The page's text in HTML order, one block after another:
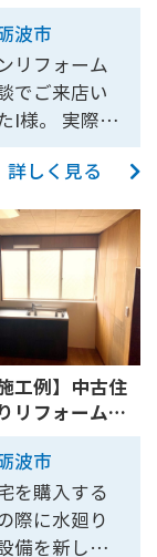
ありまし
リビング
は生活の根
るため、お
ってベスト
ングで工事
の段取りは
お任せしま
廻りの配管
気工事の部
社にてお手
ていただき
ご依頼いた
りがとうご
設置しまし
性・清掃性
デザイン性
品です。 対
が不足する
ンスペース
動線を確保
時に、リビ
一体感を生
した。 ま
チンの壁全
ネット対応
ロス』下地
マグネット
フックなど
けて自由に
トできるよ
なるメーカ
チンユニッ
合わせると
度の高い作
ました。換
理器具の位
り仕様にな
ハンドムー
シンクの上
うに調整し
タカラスタ
の「レミュ
台とクリナ
ハンドムー
台を組み合
とで、機能
イン性を両
オリジナル
ンを作り上
。 キッチン
たことによ
イン型にな
。ガスコン
込まれるこ
隙間が少な
掃除がしや
ロペラファ
ロッコファ
ジフードに
した。 シロ
ンになった
り、換気の
小さくな
入れもしや
ました。 ラ
砺波店、射
示しており
、実際にご
けます。 ま
スッキリ広々
キッチン
波市
リフォーム
でご来店い
I様。 実際に
イニングキ
確認にご訪
いただいた
の７点につ
望を承りま
角（特に内
分）がデッ
スになりや
のキッチンを
ンに変更し
その代わり
チン真後ろ
食器棚やレ
ドをキッチ
動し、キッ
詳しく見る
工例】中古住
リフォーム～
～【10201B】
波市
を購入する
際に水廻り
備を新しく